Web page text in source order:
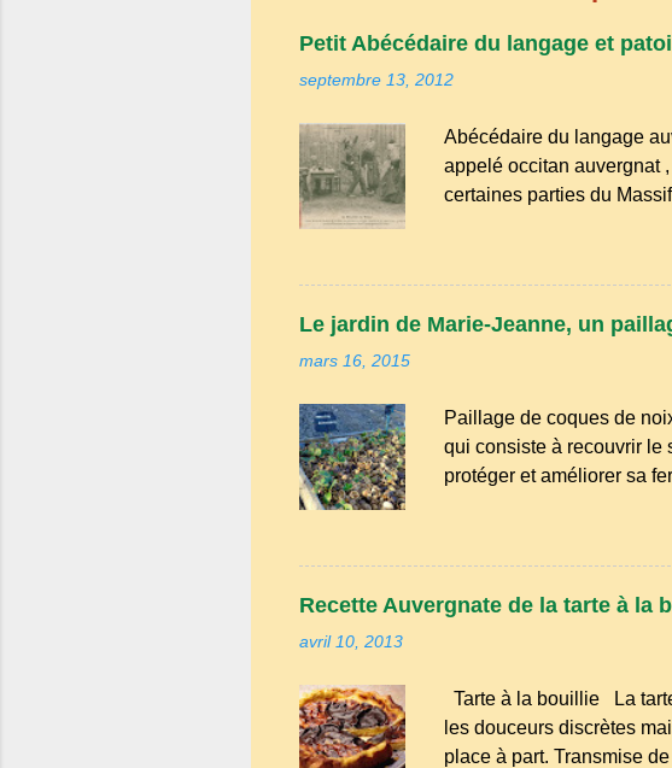
m
e
t
a
i
r
e
Petit Abécédaire du langage et
septembre 13, 2012
Abécédaire du langage
appelé occitan auvergnat
certaines parties du
reste une langue riche
comme "agourer"
Le jardin de Marie-Jeanne, un
mars 16, 2015
Paillage de coques de
qui consiste à recouvrir le
protéger et améliorer sa
empêche la lumière
intempéries : Il préserve
structure du sol : Les
les amis, mars le mois du
Recette Auvergnate de la tarte à la
avril 10, 2013
Tarte à la bouillie La
les douceurs discrètes
place à part. Transmise